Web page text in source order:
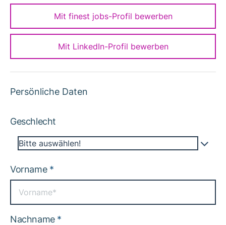
Mit finest jobs-Profil bewerben
Mit LinkedIn-Profil bewerben
Persönliche Daten
Geschlecht
Bitte auswählen!
Vorname *
Nachname *